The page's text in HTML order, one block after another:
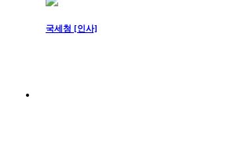
국세청 [인사]